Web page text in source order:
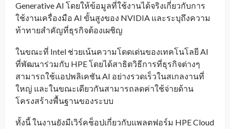
Generative AI โดยให้ข้อมูลที่ใช้งานได้จริงเกี่ยวกับการ
ใช้งานเครื่องมือ AI ขั้นสูงของ NVIDIA และระบุถึงความ
ท้าทายสำคัญที่ธุรกิจต้องเผชิญ
ในขณะที่ Intel ช่วยเน้นความโดดเด่นของเทคโนโลยี AI
ที่พัฒนาร่วมกับ HPE โดยได้สาธิตวิธีการที่ธุรกิจต่างๆ
สามารถใช้แอปพลิเคชัน AI อย่างรวดเร็วในสเกลงานที่
ใหญ่ และในขณะเดียวกันสามารถลดค่าใช้จ่ายด้าน
โครงสร้างพื้นฐานของระบบ
ทั้งนี้ ในงานยังมีเวิร์คช็อปเกี่ยวกับแพลตฟอร์ม HPE Cloud